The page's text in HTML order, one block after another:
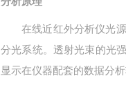
在线近红外分析仪光
分光系统。透射光束的光
显示在仪器配套的数据分析